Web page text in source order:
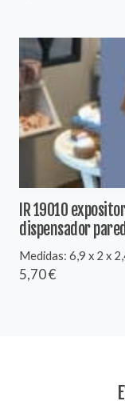
IR 19010
dispensador pared
Medidas: 6,9 x 2 x
5,70 €